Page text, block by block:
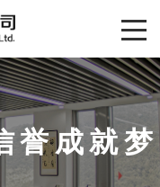
誉成就梦